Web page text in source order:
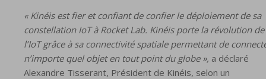
« Kinéis est fier et confiant de confier le déploiement de sa
constellation IoT à Rocket Lab. Kinéis porte la révolution de
l’IoT grâce à sa connectivité spatiale permettant de
n’importe quel objet en tout point du globe », a déclaré
Alexandre Tisserant, Président de Kinéis, selon un